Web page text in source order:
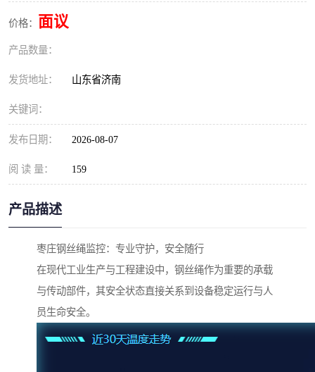
价格： 面议
产品数量：
发货地址： 山东省济南
关键词：
发布日期： 2026-08-07
阅 读 量： 159
产品描述
枣庄钢丝绳监控：专业守护，安全随行
在现代工业生产与工程建设中，钢丝绳作为重要的承载
与传动部件，其安全状态直接关系到设备稳定运行与人
员生命安全。